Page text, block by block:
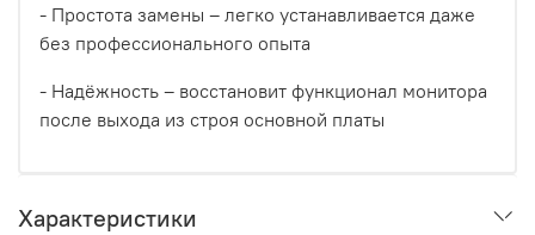
- Простота замены – легко устанавливается даже
без профессионального опыта
- Надёжность – восстановит функционал монитора
после выхода из строя основной платы
Характеристики